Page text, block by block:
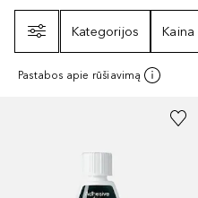
Kategorijos
Kaina
Pastabos apie rūšiavimą